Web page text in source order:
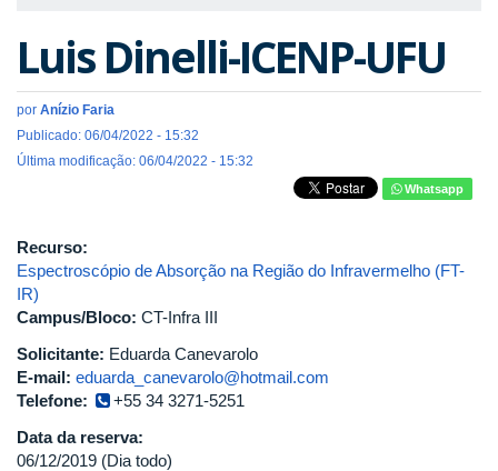
Luis Dinelli-ICENP-UFU
por Anízio Faria
Publicado: 06/04/2022 - 15:32
Última modificação: 06/04/2022 - 15:32
Whatsapp
Recurso:
Espectroscópio de Absorção na Região do Infravermelho (FT-
IR)
Campus/Bloco: CT-Infra III
Solicitante: Eduarda Canevarolo
E-mail: eduarda_canevarolo@hotmail.com
Telefone:
+55 34 3271-5251
Data da reserva:
06/12/2019 (Dia todo)